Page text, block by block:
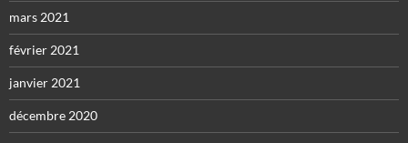
mars 2021
février 2021
janvier 2021
décembre 2020